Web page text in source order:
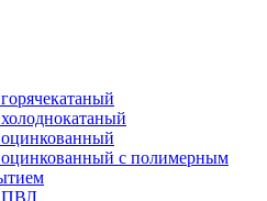
с полимерным
ПВЛ